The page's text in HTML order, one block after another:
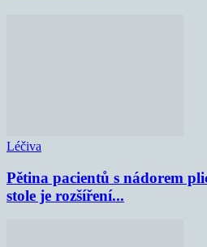
Léčiva
Pětina pacientů s nádorem
stole je rozšíření...